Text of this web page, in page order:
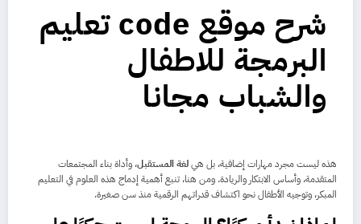
شرح موقع code تعليم
البرمجة للاطفال
والشباب مجانا
هذه ليست مجرد مهارات إضافية، بل هيلغة المستقبل، وأداة بناء المجتمعات
المتقدمة، وأساس الابتكار والريادة. ومن هنا، تنبع أهمية إدماج هذه العلوم في التعليم
المبكر، وتوجيه الأطفال نحو اكتشاف قدراتهم الرقمية منذ سن صغيرة.